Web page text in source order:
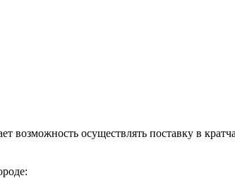
возможность осуществлять поставку в